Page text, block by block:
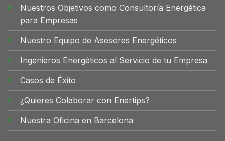
Nuestros Objetivos como Consultoría Energética
para Empresas
Nuestro Equipo de Asesores Energéticos
Ingenieros Energéticos al Servicio de tu Empresa
Casos de Éxito
¿Quieres Colaborar con Enertips?
Nuestra Oficina en Barcelona